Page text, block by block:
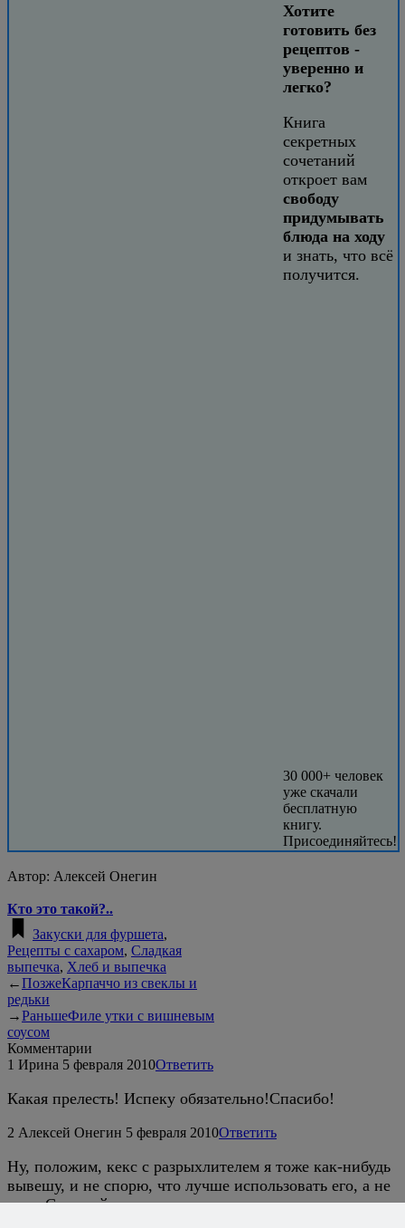
Хотите
готовить без
рецептов -
уверенно и
легко?
Книга
секретных
сочетаний
откроет вам
свободу
придумывать
блюда на ходу
и знать, что всё
получится.
30 000+ человек
уже скачали
бесплатную
книгу.
Присоединяйтесь!
Автор: Алексей Онегин
Кто это такой?..
Закуски для фуршета,
Рецепты с сахаром, Сладкая
выпечка, Хлеб и выпечка
←ПозжеКарпаччо из свеклы и
редьки
→РаньшеФиле утки с вишневым
соусом
Комментарии
1 Ирина 5 февраля 2010Ответить
Какая прелесть! Испеку обязательно!Спасибо!
2 Алексей Онегин 5 февраля 2010Ответить
Ну, положим, кекс с разрыхлителем я тоже как-нибудь
вывешу, и не спорю, что лучше использовать его, а не
соду. С другой стороны, иметь в своем арсенале